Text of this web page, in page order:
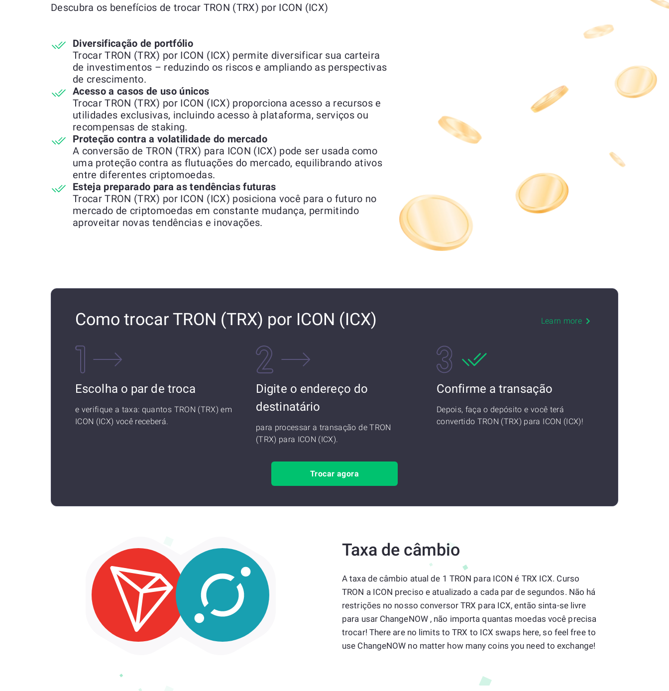
Descubra os benefícios de trocar TRON (TRX) por ICON (ICX)
Diversificação de portfólio
Trocar TRON (TRX) por ICON (ICX) permite diversificar sua carteira
de investimentos – reduzindo os riscos e ampliando as perspectivas
de crescimento.
Acesso a casos de uso únicos
Trocar TRON (TRX) por ICON (ICX) proporciona acesso a recursos e
utilidades exclusivas, incluindo acesso à plataforma, serviços ou
recompensas de staking.
Proteção contra a volatilidade do mercado
A conversão de TRON (TRX) para ICON (ICX) pode ser usada como
uma proteção contra as flutuações do mercado, equilibrando ativos
entre diferentes criptomoedas.
Esteja preparado para as tendências futuras
Trocar TRON (TRX) por ICON (ICX) posiciona você para o futuro no
mercado de criptomoedas em constante mudança, permitindo
aproveitar novas tendências e inovações.
Como trocar TRON (TRX) por ICON (ICX) Learn more
Escolha o par de troca
e verifique a taxa: quantos TRON (TRX) em
ICON (ICX) você receberá.
Digite o endereço do
destinatário
para processar a transação de TRON
(TRX) para ICON (ICX).
Confirme a transação
Depois, faça o depósito e você terá
convertido TRON (TRX) para ICON (ICX)!
Trocar agora
Taxa de câmbio
A taxa de câmbio atual de 1 TRON para ICON é TRX ICX. Curso
TRON a ICON preciso e atualizado a cada par de segundos. Não há
restrições no nosso conversor TRX para ICX, então sinta-se livre
para usar ChangeNOW , não importa quantas moedas você precisa
trocar! There are no limits to TRX to ICX swaps here, so feel free to
use ChangeNOW no matter how many coins you need to exchange!